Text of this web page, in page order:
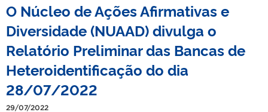
O Núcleo de Ações Afirmativas e
Diversidade (NUAAD) divulga o
Relatório Preliminar das Bancas de
Heteroidentificação do dia
28/07/2022
29/07/2022